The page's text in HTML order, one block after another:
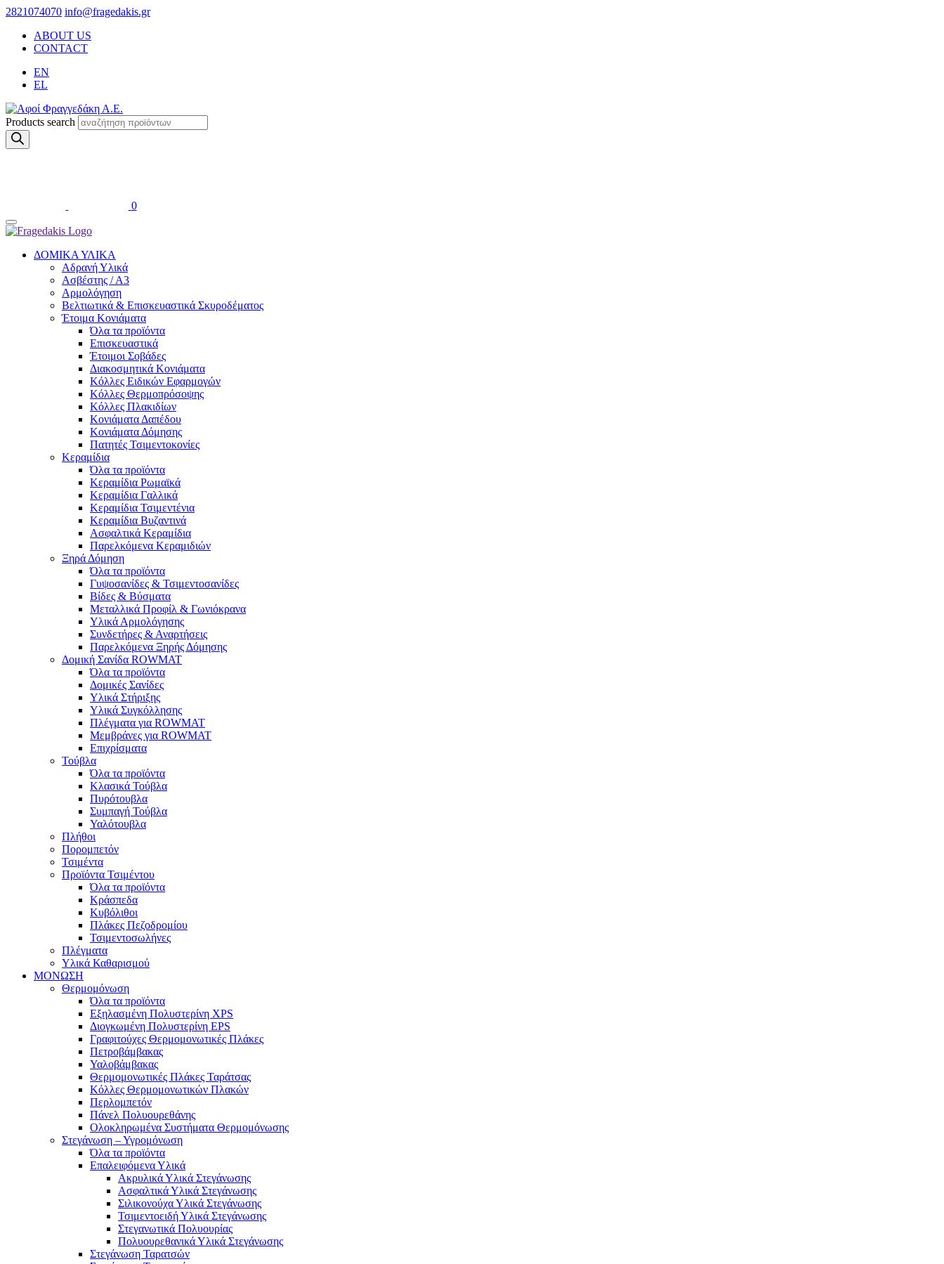
2821074070 info@fragedakis.gr
ABOUT US
CONTACT
EN
EL
Products search
0
ΔΟΜΙΚΑ ΥΛΙΚΑ
Αδρανή Υλικά
Ασβέστης / Α3
Αρμολόγηση
Βελτιωτικά & Επισκευαστικά Σκυροδέματος
Έτοιμα Κονιάματα
Όλα τα προϊόντα
Επισκευαστικά
Έτοιμοι Σοβάδες
Διακοσμητικά Κονιάματα
Κόλλες Ειδικών Εφαρμογών
Κόλλες Θερμοπρόσοψης
Κόλλες Πλακιδίων
Κονιάματα Δαπέδου
Κονιάματα Δόμησης
Πατητές Τσιμεντοκονίες
Κεραμίδια
Όλα τα προϊόντα
Κεραμίδια Ρωμαϊκά
Κεραμίδια Γαλλικά
Κεραμίδια Τσιμεντένια
Κεραμίδια Βυζαντινά
Ασφαλτικά Κεραμίδια
Παρελκόμενα Κεραμιδιών
Ξηρά Δόμηση
Όλα τα προϊόντα
Γυψοσανίδες & Τσιμεντοσανίδες
Βίδες & Βύσματα
Μεταλλικά Προφίλ & Γωνιόκρανα
Υλικά Αρμολόγησης
Συνδετήρες & Αναρτήσεις
Παρελκόμενα Ξηρής Δόμησης
Δομική Σανίδα ROWMAT
Όλα τα προϊόντα
Δομικές Σανίδες
Υλικά Στήριξης
Υλικά Συγκόλλησης
Πλέγματα για ROWMAT
Μεμβράνες για ROWMAT
Επιχρίσματα
Τούβλα
Όλα τα προϊόντα
Κλασικά Τούβλα
Πυρότουβλα
Συμπαγή Τούβλα
Υαλότουβλα
Πλήθοι
Πορομπετόν
Τσιμέντα
Προϊόντα Τσιμέντου
Όλα τα προϊόντα
Κράσπεδα
Κυβόλιθοι
Πλάκες Πεζοδρομίου
Τσιμεντοσωλήνες
Πλέγματα
Υλικά Καθαρισμού
ΜΟΝΩΣΗ
Θερμομόνωση
Όλα τα προϊόντα
Εξηλασμένη Πολυστερίνη XPS
Διογκωμένη Πολυστερίνη EPS
Γραφιτούχες Θερμομονωτικές Πλάκες
Πετροβάμβακας
Υαλοβάμβακας
Θερμομονωτικές Πλάκες Ταράτσας
Κόλλες Θερμομονωτικών Πλακών
Περλομπετόν
Πάνελ Πολυουρεθάνης
Ολοκληρωμένα Συστήματα Θερμομόνωσης
Στεγάνωση – Υγρομόνωση
Όλα τα προϊόντα
Επαλειφόμενα Υλικά
Ακρυλικά Υλικά Στεγάνωσης
Ασφαλτικά Υλικά Στεγάνωσης
Σιλικονούχα Υλικά Στεγάνωσης
Τσιμεντοειδή Υλικά Στεγάνωσης
Στεγανωτικά Πολυουρίας
Πολυουρεθανικά Υλικά Στεγάνωσης
Στεγάνωση Ταρατσών